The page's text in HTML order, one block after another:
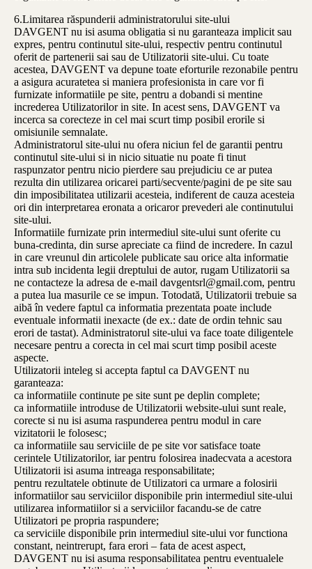
6.Limitarea răspunderii administratorului site-ului
DAVGENT nu isi asuma obligatia si nu garanteaza implicit sau
expres, pentru continutul site-ului, respectiv pentru continutul
oferit de partenerii sai sau de Utilizatorii site-ului. Cu toate
acestea, DAVGENT va depune toate eforturile rezonabile pentru
a asigura acuratetea si maniera profesionista in care vor fi
furnizate informatiile pe site, pentru a dobandi si mentine
increderea Utilizatorilor in site. In acest sens, DAVGENT va
incerca sa corecteze in cel mai scurt timp posibil erorile si
omisiunile semnalate.
Administratorul site-ului nu ofera niciun fel de garantii pentru
continutul site-ului si in nicio situatie nu poate fi tinut
raspunzator pentru nicio pierdere sau prejudiciu ce ar putea
rezulta din utilizarea oricarei parti/secvente/pagini de pe site sau
din imposibilitatea utilizarii acesteia, indiferent de cauza acesteia
ori din interpretarea eronata a oricaror prevederi ale continutului
site-ului.
Informatiile furnizate prin intermediul site-ului sunt oferite cu
buna-credinta, din surse apreciate ca fiind de incredere. In cazul
in care vreunul din articolele publicate sau orice alta informatie
intra sub incidenta legii dreptului de autor, rugam Utilizatorii sa
ne contacteze la adresa de e-mail davgentsrl@gmail.com, pentru
a putea lua masurile ce se impun. Totodată, Utilizatorii trebuie sa
aibă în vedere faptul ca informatia prezentata poate include
eventuale informatii inexacte (de ex.: date de ordin tehnic sau
erori de tastat). Administratorul site-ului va face toate diligentele
necesare pentru a corecta in cel mai scurt timp posibil aceste
aspecte.
Utilizatorii inteleg si accepta faptul ca DAVGENT nu
garanteaza:
ca informatiile continute pe site sunt pe deplin complete;
ca informatiile introduse de Utilizatorii website-ului sunt reale,
corecte si nu isi asuma raspunderea pentru modul in care
vizitatorii le folosesc;
ca informatiile sau serviciile de pe site vor satisface toate
cerintele Utilizatorilor, iar pentru folosirea inadecvata a acestora
Utilizatorii isi asuma intreaga responsabilitate;
pentru rezultatele obtinute de Utilizatori ca urmare a folosirii
informatiilor sau serviciilor disponibile prin intermediul site-ului
utilizarea informatiilor si a serviciilor facandu-se de catre
Utilizatori pe propria raspundere;
ca serviciile disponibile prin intermediul site-ului vor functiona
constant, neintrerupt, fara erori – fata de acest aspect,
DAVGENT nu isi asuma responsabilitatea pentru eventualele